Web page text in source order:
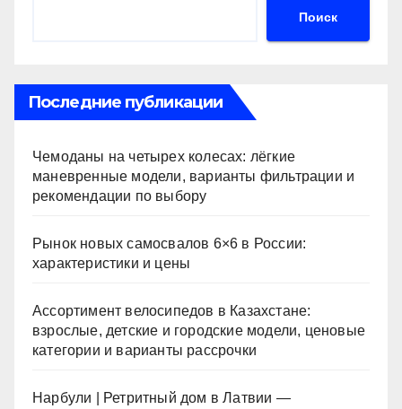
ki
ть
Поиск
Последние публикации
Чемоданы на четырех колесах: лёгкие
маневренные модели, варианты фильтрации и
рекомендации по выбору
Рынок новых самосвалов 6×6 в России:
характеристики и цены
Ассортимент велосипедов в Казахстане:
взрослые, детские и городские модели, ценовые
категории и варианты рассрочки
Нарбули | Ретритный дом в Латвии —